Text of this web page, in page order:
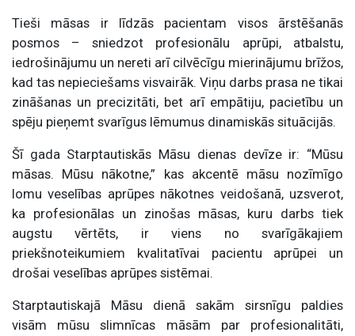
Tieši māsas ir līdzās pacientam visos ārstēšanās
posmos – sniedzot profesionālu aprūpi, atbalstu,
iedrošinājumu un nereti arī cilvēcīgu mierinājumu brīžos,
kad tas nepieciešams visvairāk. Viņu darbs prasa ne tikai
zināšanas un precizitāti, bet arī empātiju, pacietību un
spēju pieņemt svarīgus lēmumus dinamiskās situācijās.
Šī gada Starptautiskās Māsu dienas devīze ir: “Mūsu
māsas. Mūsu nākotne,” kas akcentē māsu nozīmīgo
lomu veselības aprūpes nākotnes veidošanā, uzsverot,
ka profesionālas un zinošas māsas, kuru darbs tiek
augstu vērtēts, ir viens no svarīgākajiem
priekšnoteikumiem kvalitatīvai pacientu aprūpei un
drošai veselības aprūpes sistēmai.
Starptautiskajā Māsu dienā sakām sirsnīgu paldies
visām mūsu slimnīcas māsām par profesionalitāti,